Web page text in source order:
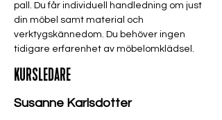
pall. Du får individuell handledning om just
din möbel samt material och
verktygskännedom. Du behöver ingen
tidigare erfarenhet av möbelomklädsel.
KURSLEDARE
Susanne Karlsdotter